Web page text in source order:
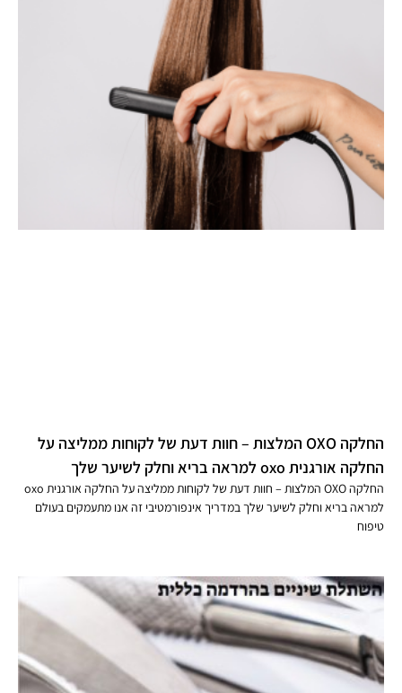
החלקה OXO המלצות – חוות דעת של לקוחות ממליצה על
החלקה אורגנית oxo למראה בריא וחלק לשיער שלך
החלקה OXO המלצות – חוות דעת של לקוחות ממליצה על החלקה אורגנית oxo
למראה בריא וחלק לשיער שלך במדריך אינפורמטיבי זה אנו מתעמקים בעולם
טיפוח